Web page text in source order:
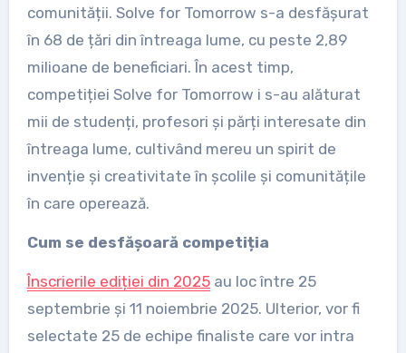
comunității. Solve for Tomorrow s-a desfășurat
în 68 de țări din întreaga lume, cu peste 2,89
milioane de beneficiari. În acest timp,
competiției Solve for Tomorrow i s-au alăturat
mii de studenți, profesori și părți interesate din
întreaga lume, cultivând mereu un spirit de
invenție și creativitate în școlile și comunitățile
în care operează.
Cum se desfășoară competiția
Înscrierile ediției din 2025au loc între 25
septembrie și 11 noiembrie 2025. Ulterior, vor fi
selectate 25 de echipe finaliste care vor intra